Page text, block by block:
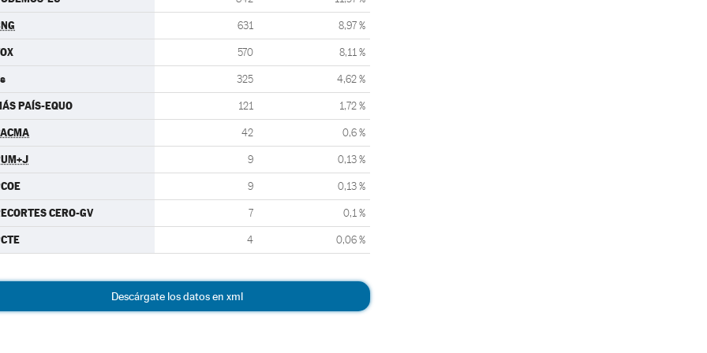
631 8,97 %
570 8,11 %
325 4,62 %
PAÍS-EQUO 121 1,72 %
42 0,6 %
9 0,13 %
9 0,13 %
CERO-GV 7 0,1 %
4 0,06 %
Descárgate los datos en xml